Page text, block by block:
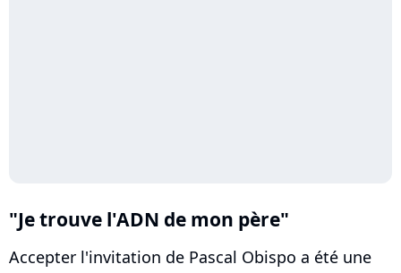
"Je trouve l'ADN de mon père"
Accepter l'invitation de Pascal Obispo a été une